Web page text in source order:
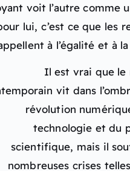
voit l’autre comme
lui, c’est ce que les
à l’égalité et à la
Il est vrai que le
vit dans
révolution
technologie et du
scientifique, mais il
nombreuses crises